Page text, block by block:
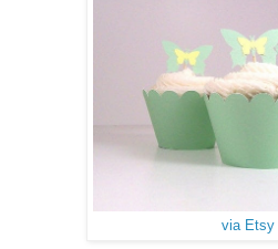
via Etsy